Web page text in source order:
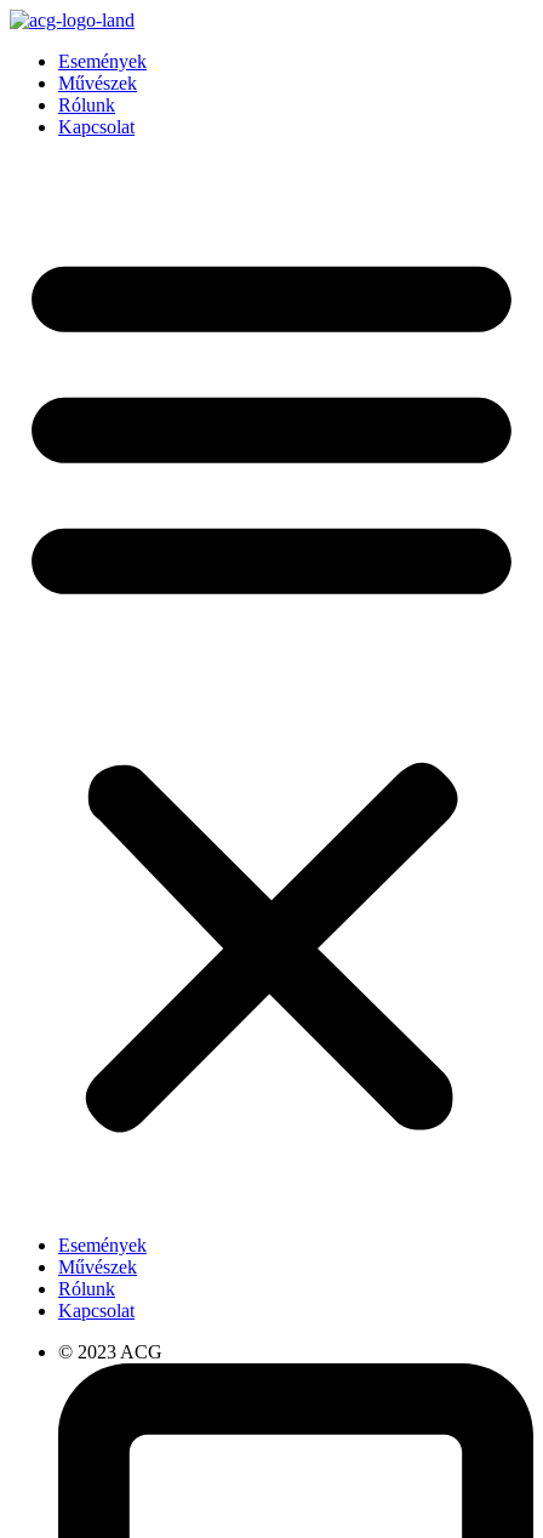
Ugrás
tartalomhozEsemények
Művészek
Rólunk
Kapcsolat
Események
Művészek
Rólunk
Kapcsolat
© 2023 ACG